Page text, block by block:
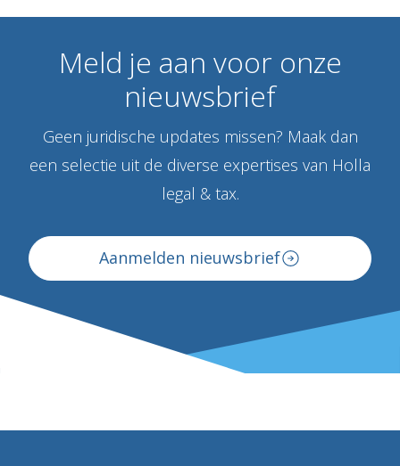
Meld je aan voor onze
nieuwsbrief
Geen juridische updates missen? Maak dan
een selectie uit de diverse expertises van Holla
legal & tax.
Aanmelden nieuwsbrief